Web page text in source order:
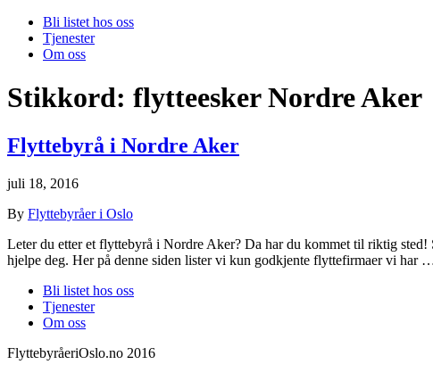
Bli listet hos oss
Tjenester
Om oss
Stikkord: flytteesker Nordre Aker
Flyttebyrå i Nordre Aker
juli 18, 2016
By Flyttebyråer i Oslo
Leter du etter et flyttebyrå i Nordre Aker? Da har du kommet til riktig
hjelpe deg. Her på denne siden lister vi kun godkjente flyttefirmaer vi har
Bli listet hos oss
Tjenester
Om oss
FlyttebyråeriOslo.no 2016